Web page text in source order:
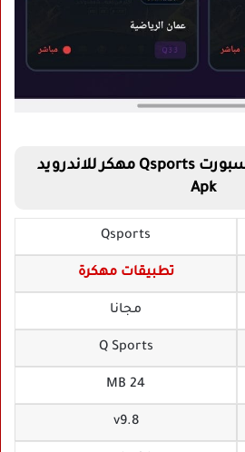
تحميل تطبيق كيو سبورت Qsports مهكر للاندرويد
Apk
Qsports
تطبيقات مهكرة
مجانا
Q Sports
24 MB
v9.8